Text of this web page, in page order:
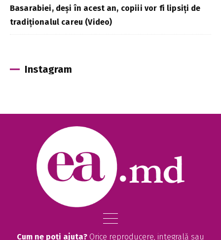
Basarabiei, deși în acest an, copiii vor fi lipsiți de
tradiționalul careu (Video)
Instagram
Cum ne poți ajuta? Orice reproducere, integrală sau